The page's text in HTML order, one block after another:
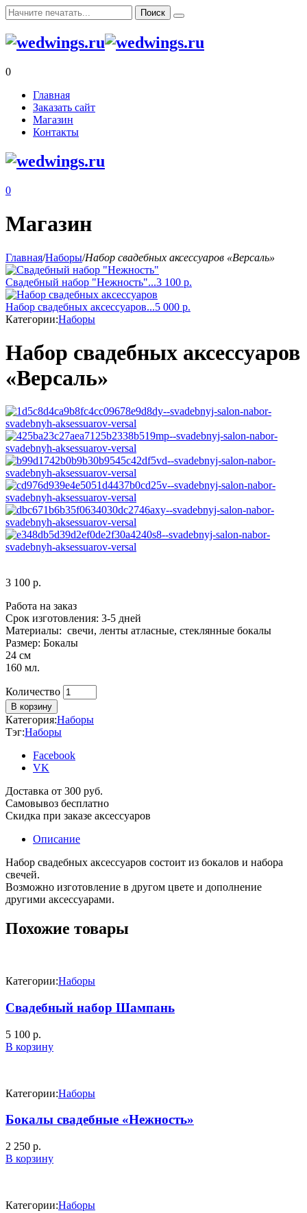
0
Главная
Заказать сайт
Магазин
Контакты
0
Магазин
Главная/Наборы/Набор свадебных аксессуаров «Версаль»
Свадебный набор "Нежность"...3 100 р.
Набор свадебных аксессуаров...5 000 р.
Категории:Наборы
Набор свадебных аксессуаров
«Версаль»
3 100 р.
Работа на заказ
Срок изготовления: 3-5 дней
Материалы: свечи, ленты атласные, стеклянные бокалы
Размер: Бокалы
24 см
160 мл.
Количество
Количество
В корзину
Категория:Наборы
Тэг:Наборы
Facebook
VK
Доставка от 300 руб.
Самовывоз бесплатно
Скидка при заказе аксессуаров
Описание
Набор свадебных аксессуаров состоит из бокалов и набора
свечей.
Возможно изготовление в другом цвете и дополнение
другими аксессуарами.
Похожие товары
Категории:Наборы
Свадебный набор Шампань
5 100 р.
В корзину
Категории:Наборы
Бокалы свадебные «Нежность»
2 250 р.
В корзину
Категории:Наборы